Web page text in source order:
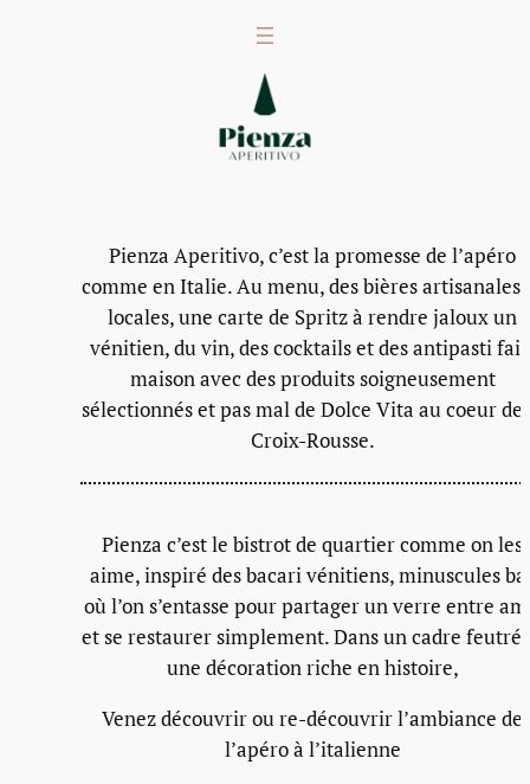
Pienza Aperitivo, c’est la promesse de l’apéro
comme en Italie. Au menu, des bières artisanales
locales, une carte de Spritz à rendre jaloux un
vénitien, du vin, des cocktails et des antipasti
maison avec des produits soigneusement
sélectionnés et pas mal de Dolce Vita au coeur de
Croix-Rousse.
Pienza c’est le bistrot de quartier comme on les
aime, inspiré des bacari vénitiens, minuscules
où l’on s’entasse pour partager un verre entre
et se restaurer simplement. Dans un cadre feutré
une décoration riche en histoire,
Venez découvrir ou re-découvrir l’ambiance de
l’apéro à l’italienne